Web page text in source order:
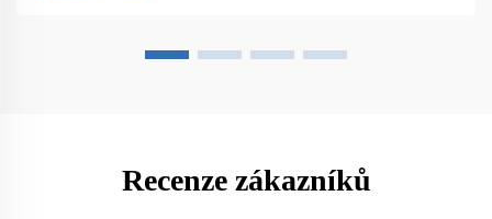
Recenze zákazníků